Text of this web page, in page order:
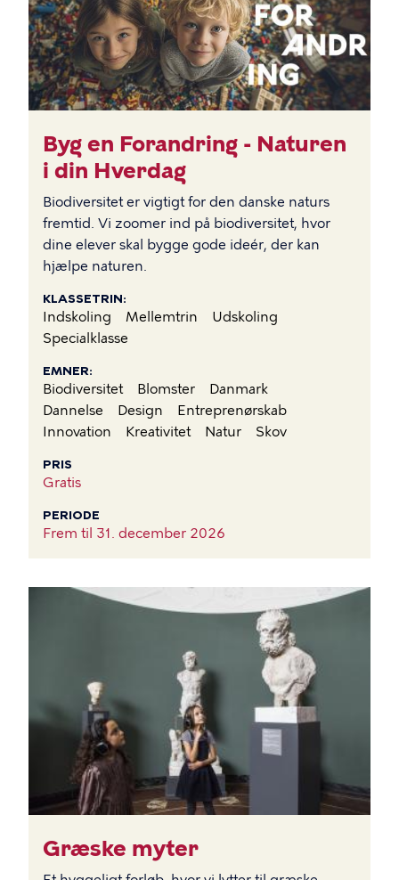
Byg en Forandring - Naturen
i din Hverdag
Biodiversitet er vigtigt for den danske naturs
fremtid. Vi zoomer ind på biodiversitet, hvor
dine elever skal bygge gode ideér, der kan
hjælpe naturen.
KLASSETRIN
Indskoling Mellemtrin
Udskoling
Specialklasse
EMNER
Biodiversitet Blomster
Danmark
Dannelse
Design
Entreprenørskab
Innovation
Kreativitet Natur Skov
PRIS
Gratis
PERIODE
Frem til 31. december 2026
Græske myter